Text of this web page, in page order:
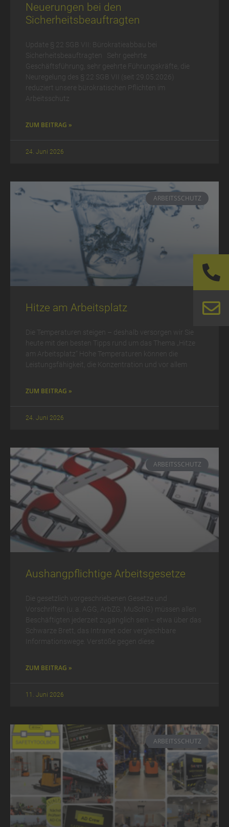
Neuerungen bei den
Sicherheitsbeauftragten
Update § 22 SGB VII: Bürokratieabbau bei
Sicherheitsbeauftragten Sehr geehrte
Geschäftsführung, sehr geehrte Führungskräfte, die
Neuregelung des § 22 SGB VII (seit 29.05.2026)
reduziert unsere bürokratischen Pflichten im
Arbeitsschutz
ZUM BEITRAG »
24. Juni 2026
ARBEITSSCHUTZ
Hitze am Arbeitsplatz
Die Temperaturen steigen – deshalb versorgen wir Sie
heute mit den besten Tipps rund um das Thema „Hitze
am Arbeitsplatz“ Hohe Temperaturen können die
Leistungsfähigkeit, die Konzentration und vor allem
ZUM BEITRAG »
24. Juni 2026
ARBEITSSCHUTZ
Aushangpflichtige Arbeitsgesetze
Die gesetzlich vorgeschriebenen Gesetze und
Vorschriften (u. a. AGG, ArbZG, MuSchG) müssen allen
Beschäftigten jederzeit zugänglich sein – etwa über das
Schwarze Brett, das Intranet oder vergleichbare
Informationswege. Verstöße gegen diese
ZUM BEITRAG »
11. Juni 2026
ARBEITSSCHUTZ